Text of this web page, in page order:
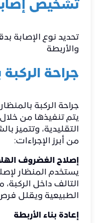
تشخيص
تحديد نوع الإصابة
والأربطة
جراحة الركبة
جراحة الركبة
يتم تنفيذها من
التقليدية، وتتميز
من أبرز الإجراءات:
إصلاح الغضروف
يستخدم المنظار
التالف داخل
الطبيعية ويقلل
إعادة بناء الأربطة